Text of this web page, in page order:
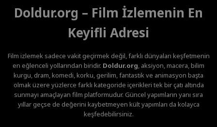
Doldur.org – Film İzlemenin En
Keyifli Adresi
Film izlemek sadece vakit geçirmek değil, farklı dünyaları keşfetmenin
en eğlenceli yollarından biridir. Doldur.org, aksiyon, macera, bilim
kurgu, dram, komedi, korku, gerilim, fantastik ve animasyon başta
olmak üzere yüzlerce farklı kategoride içerikleri tek bir çatı altında
sunmayı amaçlayan film platformudur. Güncel yapımların yanı sıra
yıllar geçse de değerini kaybetmeyen kült yapımları da kolayca
keşfedebilirsiniz.